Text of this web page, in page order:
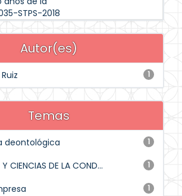
STPS-2018
Autor(es)
1
Temas
1
deontológica
1
CIENCIAS DE LA COND...
1